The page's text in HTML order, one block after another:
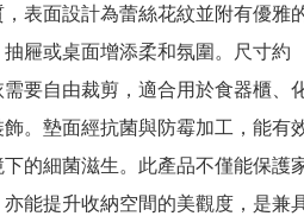
表面設計為蕾絲花紋並附有優雅
屜或桌面增添柔和氛圍。尺寸約
要自由裁剪，適合用於食器櫃、化
。墊面經抗菌與防霉加工，能有
的細菌滋生。此產品不僅能保護
能提升收納空間的美觀度，是兼